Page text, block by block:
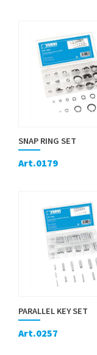
SNAP RING SET
Art.0179
PARALLEL KEY SET
Art.0257